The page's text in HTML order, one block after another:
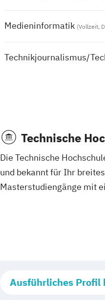
Medieninformatik (Vollzeit,
Technikjournalismus/
Technische
Die Technische
und bekannt für Ihr
Masterstudiengänge mit
Ausführliches Profil